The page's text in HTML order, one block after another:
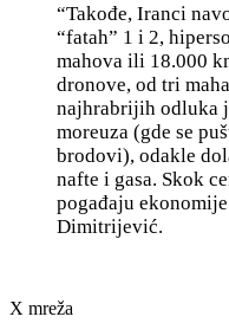
“Takođe, Iranci
“fatah” 1 i 2,
mahova ili 18.000
dronove, od tri
najhrabrijih odluka
moreuza (gde se
brodovi), odakle
nafte i gasa. Skok
pogađaju
Dimitrijević.
X mreža